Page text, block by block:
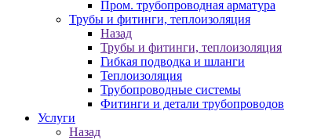
Пром. трубопроводная арматура
Трубы и фитинги, теплоизоляция
Назад
Трубы и фитинги, теплоизоляция
Гибкая подводка и шланги
Теплоизоляция
Трубопроводные системы
Фитинги и детали трубопроводов
Услуги
Назад